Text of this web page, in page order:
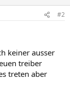
#2
keiner ausser
treiber
treten aber